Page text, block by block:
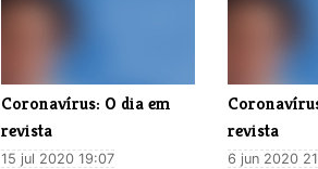
Coronavírus: O dia em
revista
15 jul 2020 19:07
revista
6 jun 2020